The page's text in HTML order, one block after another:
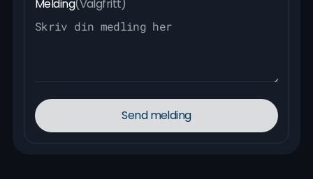
Melding(Valgfritt)
Send melding